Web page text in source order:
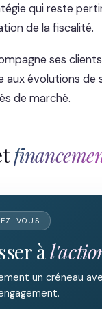
qui reste
de la fiscalité.
ses
aux évolutions
de marché.
VOUS
à
un créneau